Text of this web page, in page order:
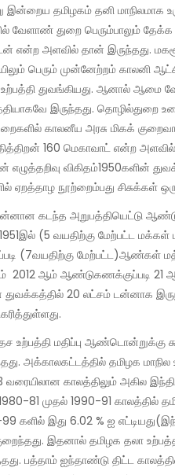
வேளாண் துறை பெரும்பாலும்
என்ற அளவில் தான் இருந்தது.
பெரும் முன்னேற்றம் காலனி
துவங்கியது. ஆனால் ஆமை
இருந்தது. தொழில்துறை
காலனீய அரசு மிகக்
160 மெகாவாட் என்ற அளவில்
விகிதம்1950களின்
ஏறத்தாழ நூற்றைம்பது சிசுக்கள்
(5 வயதிற்கு மேற்பட்ட மக்கள்
(7வயதிற்கு மேற்பட்ட)ஆண்கள்
2012 ஆம் ஆண்டுகணக்குப்படி
துவக்கத்தில் 20 லட்சம் டன்னாக
அக்காலகட்டத்தில் தமிழக
வரையிலான காலத்திலும் அகில
81 முதல் 1990-91 காலத்தில்
களில் இது 6.02 % ஐ
இதனால் தமிழக தலா
பத்தாம் ஐந்தாண்டு திட்ட